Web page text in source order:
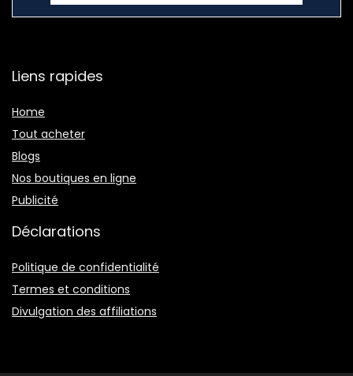
Liens rapides
Home
Tout acheter
Blogs
Nos boutiques en ligne
Publicité
Déclarations
Politique de confidentialité
Termes et conditions
Divulgation des affiliations